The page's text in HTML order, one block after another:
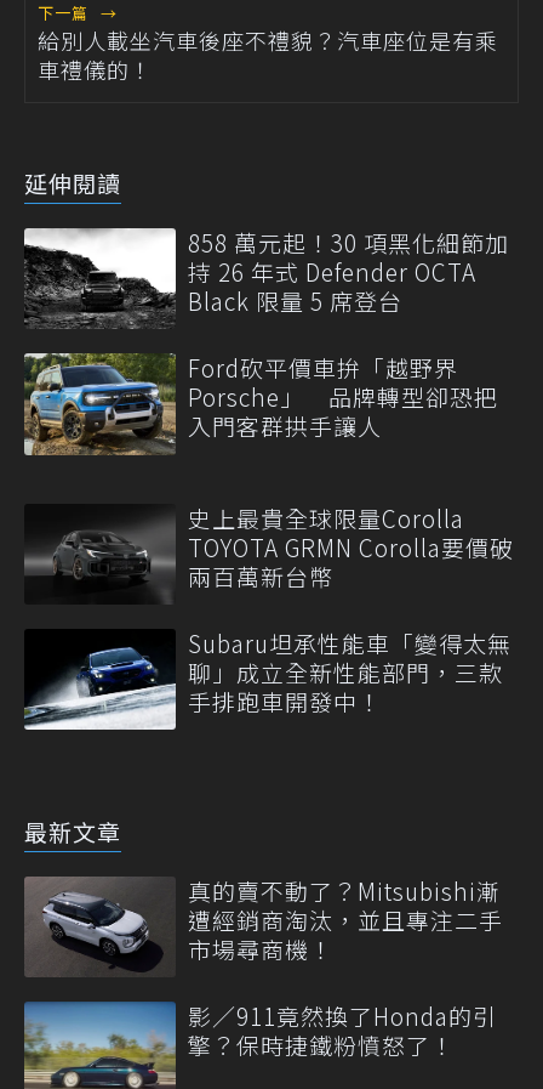
下一篇 →
給別人載坐汽車後座不禮貌？汽車座位是有乘
車禮儀的！
延伸閱讀
858 萬元起！30 項黑化細節加
持 26 年式 Defender OCTA
Black 限量 5 席登台
Ford砍平價車拚「越野界
Porsche」 品牌轉型卻恐把
入門客群拱手讓人
史上最貴全球限量Corolla
TOYOTA GRMN Corolla要價破
兩百萬新台幣
Subaru坦承性能車「變得太無
聊」成立全新性能部門，三款
手排跑車開發中！
最新文章
真的賣不動了？Mitsubishi漸
遭經銷商淘汰，並且專注二手
市場尋商機！
影／911竟然換了Honda的引
擎？保時捷鐵粉憤怒了！